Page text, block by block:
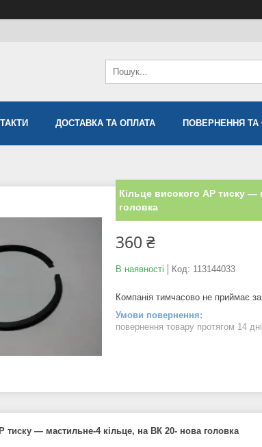
ДОСТАВКА ТА ОПЛАТА ПОВЕРНЕННЯ ТА
Кільце високого АР тиску —
головка
360 ₴
В наявності Код: 113144033
Компанія тимчасово не приймає
повернення товару протягом 14
тиску — мастильне-4 кільце, на ВК 20- нова головка